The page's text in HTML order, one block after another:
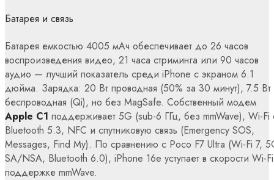
Батарея и связь
Батарея емкостью 4005 мАч обеспечивает до 26 часов
воспроизведения видео, 21 часа стриминга или 90 часов
аудио — лучший показатель среди iPhone с экраном 6.1
дюйма. Зарядка: 20 Вт проводная (50% за 30 минут), 7.5 Вт
беспроводная (Qi), но без MagSafe. Собственный модем
Apple C1 поддерживает 5G (sub-6 ГГц, без mmWave), Wi-Fi
Bluetooth 5.3, NFC и спутниковую связь (Emergency SOS,
Messages, Find My). По сравнению с Poco F7 Ultra (Wi-Fi 7,
SA/NSA, Bluetooth 6.0), iPhone 16e уступает в скорости Wi-
поддержке mmWave.